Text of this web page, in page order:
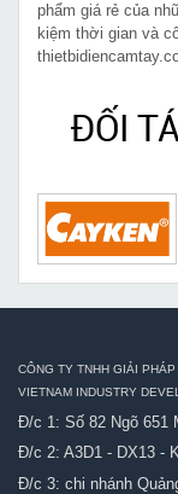
phẩm giá rẻ của
kiệm thời gian và
ĐỐI
CÔNG TY TNHH GIẢI
VIETNAM INDUSTRY
Đ/c 1: Số 82 Ngõ 651
Đ/c 2: A3D1 - DX13 -
Đ/c 3: chi nhánh